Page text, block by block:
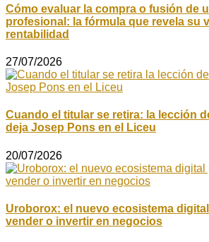
Cómo evaluar la compra o fusión de
profesional: la fórmula que revela su
rentabilidad
27/07/2026
Cuando el titular se retira: la lección
deja Josep Pons en el Liceu
20/07/2026
Uroborox: el nuevo ecosistema
vender o invertir en negocios